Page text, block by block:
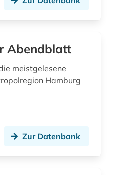
Abendblatt
meistgelesene
Hamburg
Zur Datenbank